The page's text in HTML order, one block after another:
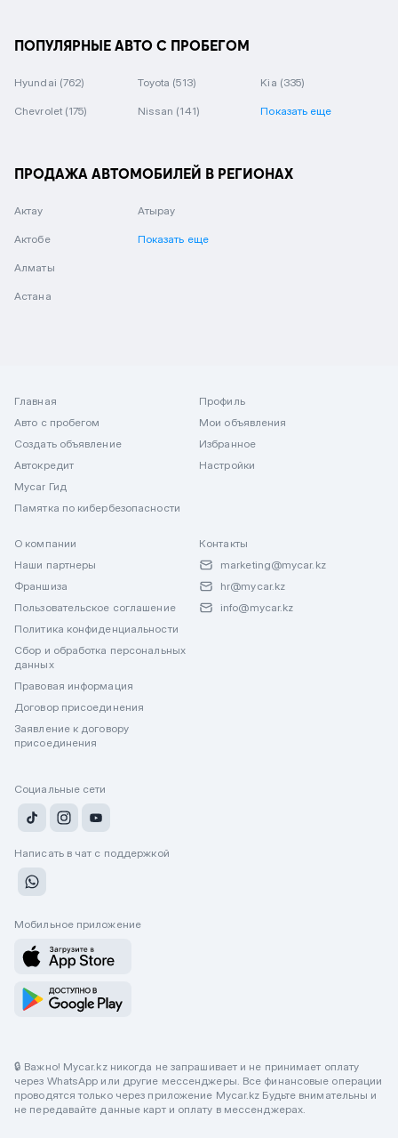
ПОПУЛЯРНЫЕ АВТО С ПРОБЕГОМ
Hyundai (762) Toyota (513) Kia (335)
Chevrolet (175) Nissan (141) Показать еще
ПРОДАЖА АВТОМОБИЛЕЙ В РЕГИОНАХ
Актау
Актобе
Алматы
Астана
Атырау
Показать еще
Главная
Авто с пробегом
Создать объявление
Автокредит
Mycar Гид
Памятка по кибербезопасности
Профиль
Мои объявления
Избранное
Настройки
О компании
Наши партнеры
Франшиза
Пользовательское соглашение
Политика конфиденциальности
Сбор и обработка персональных
данных
Правовая информация
Договор присоединения
Заявление к договору
присоединения
Контакты
marketing@mycar.kz
hr@mycar.kz
info@mycar.kz
Социальные сети
Написать в чат с поддержкой
Мобильное приложение
🔒 Важно! Mycar.kz никогда не запрашивает и не принимает оплату
через WhatsApp или другие мессенджеры. Все финансовые операции
проводятся только через приложение Mycar.kz Будьте внимательны и
не передавайте данные карт и оплату в мессенджерах.